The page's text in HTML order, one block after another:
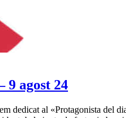
9 agost 24
dedicat al «Protagonista del